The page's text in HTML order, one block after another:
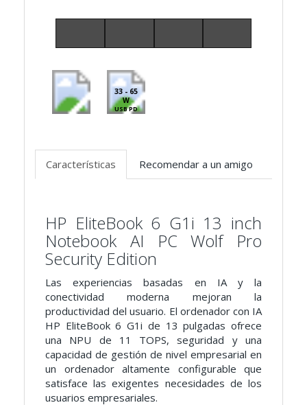
33 - 65
W
USB PD
Características Recomendar a un amigo
HP EliteBook 6 G1i 13 inch
Notebook AI PC Wolf Pro
Security Edition
Las experiencias basadas en IA y la
conectividad moderna mejoran la
productividad del usuario. El ordenador con IA
HP EliteBook 6 G1i de 13 pulgadas ofrece
una NPU de 11 TOPS, seguridad y una
capacidad de gestión de nivel empresarial en
un ordenador altamente configurable que
satisface las exigentes necesidades de los
usuarios empresariales.